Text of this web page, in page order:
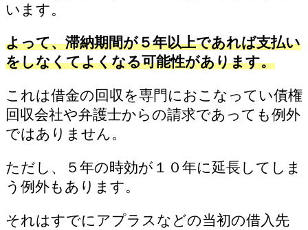
います。
よって、滞納期間が５年以上であれば支払い
をしなくてよくなる可能性があります。
これは借金の回収を専門におこなってい債権
回収会社や弁護士からの請求であっても例外
ではありません。
ただし、５年の時効が１０年に延長してしま
う例外もあります。
それはすでにアプラスなどの当初の借入先